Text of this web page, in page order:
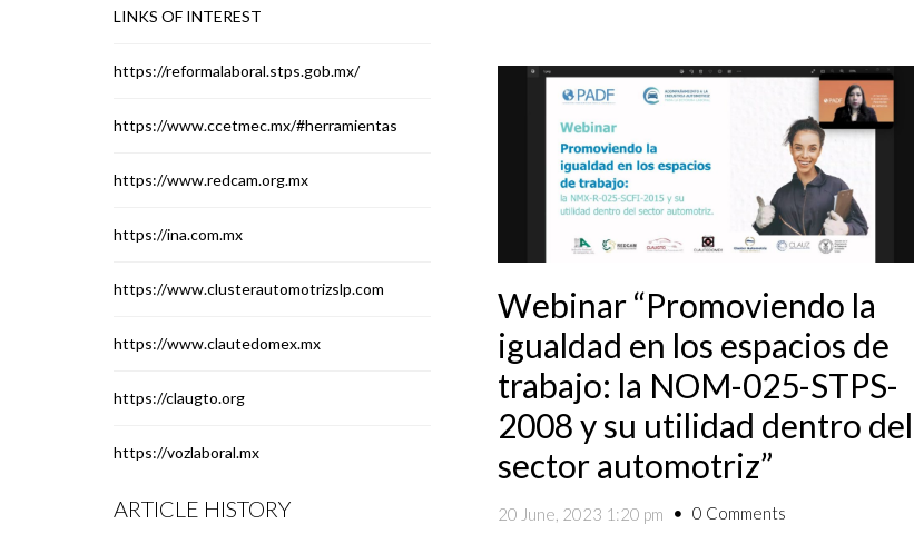
Webinar “Promoviendo la
igualdad en los espacios de
trabajo: la NOM-025-STPS-
2008 y su utilidad dentro del
sector automotriz”
20 June, 2023 1:20 pm 0 Comments
LINKS OF INTEREST
https://reformalaboral.stps.gob.mx/
https://www.ccetmec.mx/#herramientas
https://www.redcam.org.mx
https://ina.com.mx
https://www.clusterautomotrizslp.com
https://www.clautedomex.mx
https://claugto.org
https://vozlaboral.mx
ARTICLE HISTORY